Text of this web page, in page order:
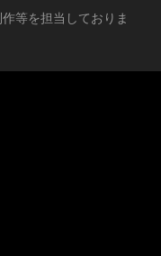
等を担当しておりま